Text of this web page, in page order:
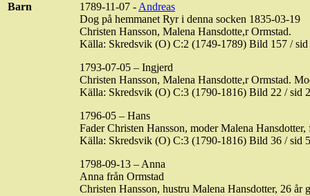
Barn 1789-11-07 - Andreas
Dog på hemmanet Ryri denna socken 1835-03-19
Christen Hansson, Malena Hansdotte,r Ormstad.
Källa: Skredsvik (O) C:2 (1749-1789) Bild 157 / sid
1793-07-05 – Ingjerd
Christen Hansson, Malena Hansdotte,r Ormstad.
Källa: Skredsvik (O) C:3 (1790-1816) Bild 22 / sid
1796-05 – Hans
FaderChristen Hansson, moder Malena
Källa: Skredsvik (O) C:3 (1790-1816) Bild 36 / sid
1798-09-13 – Anna
Anna från Ormstad
Christen Hansson, hustru Malena Hansdotter, 26 år